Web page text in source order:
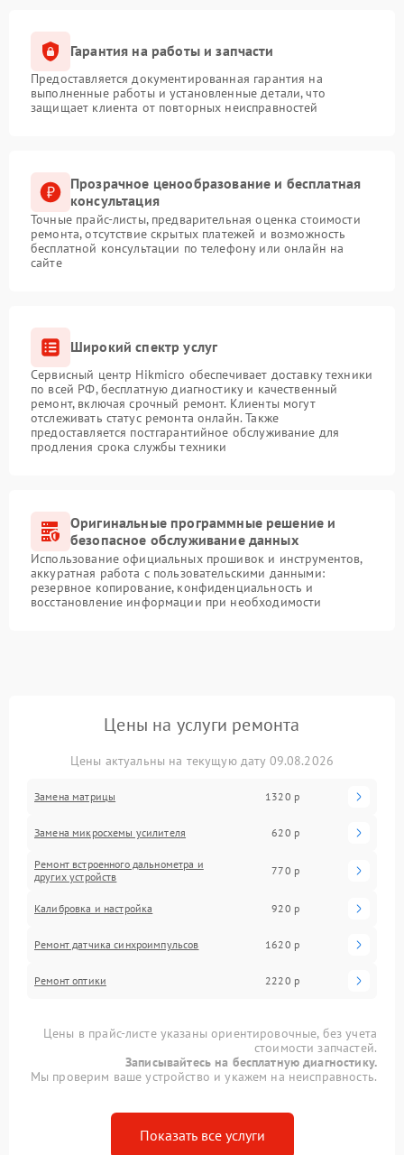
Гарантия на работы и запчасти
Предоставляется документированная гарантия на
выполненные работы и установленные детали, что
защищает клиента от повторных неисправностей
Прозрачное ценообразование и бесплатная
консультация
Точные прайс-листы, предварительная оценка стоимости
ремонта, отсутствие скрытых платежей и возможность
бесплатной консультации по телефону или онлайн на
сайте
Широкий спектр услуг
Сервисный центр Hikmicro обеспечивает доставку техники
по всей РФ, бесплатную диагностику и качественный
ремонт, включая срочный ремонт. Клиенты могут
отслеживать статус ремонта онлайн. Также
предоставляется постгарантийное обслуживание для
продления срока службы техники
Оригинальные программные решение и
безопасное обслуживание данных
Использование официальных прошивок и инструментов,
аккуратная работа с пользовательскими данными:
резервное копирование, конфиденциальность и
восстановление информации при необходимости
Цены на услуги ремонта
Цены актуальны на текущую дату 09.08.2026
Замена матрицы 1320 р
Замена микросхемы усилителя 620 р
Ремонт встроенного дальнометра и
других устройств
770 р
Калибровка и настройка 920 р
Ремонт датчика синхроимпульсов 1620 р
Ремонт оптики 2220 р
Цены в прайс-листе указаны ориентировочные, без учета
стоимости запчастей.
Записывайтесь на бесплатную диагностику.
Мы проверим ваше устройство и укажем на неисправность.
Показать все услуги